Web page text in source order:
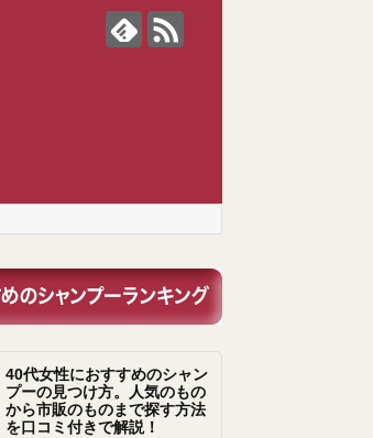
40代女性におすすめのシャン
プーの見つけ方。人気のもの
から市販のものまで探す方法
を口コミ付きで解説！